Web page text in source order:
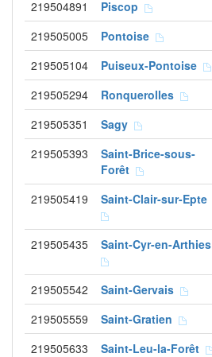
219504891 Piscop
219505005 Pontoise
219505104 Puiseux-Pontoise
219505294 Ronquerolles
219505351 Sagy
219505393
Saint-Brice-sous-
Forêt
219505419 Saint-Clair-sur-Epte
219505435 Saint-Cyr-en-Arthies
219505542 Saint-Gervais
219505559 Saint-Gratien
219505633 Saint-Leu-la-Forêt